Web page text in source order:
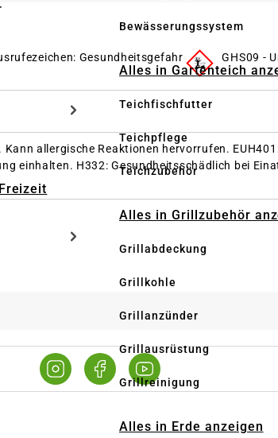
Bewässerungssystem
Alles in Gartenteich
Teichfischfutter
Teichpflege
Teichzubehör
Alles in Grillzubehör
Grillabdeckung
Grillkohle
Grillanzünder
Grillausrüstung
Grillreinigung
Alles in Erde anzeigen
Gesundheitsgefahr GHS09 -
Kann allergische Reaktionen hervorrufen.
einhalten. H332: Gesundheitsschädlich bei